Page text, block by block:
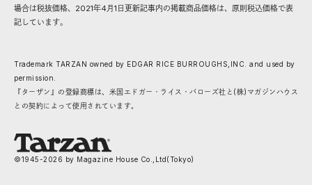
場合は税抜価格、2021年4月1日更新記事内の掲載商品価格は、原則税込価格で表
記しています。
Trademark TARZAN owned by EDGAR RICE BURROUGHS,INC. and used by
permission.
『ターザン』の登録商標は、米国エドガー・ライス・バローズ社と(株)マガジンハウス
との契約によって使用されています。
©1945-2026 by Magazine House Co.,Ltd(Tokyo)